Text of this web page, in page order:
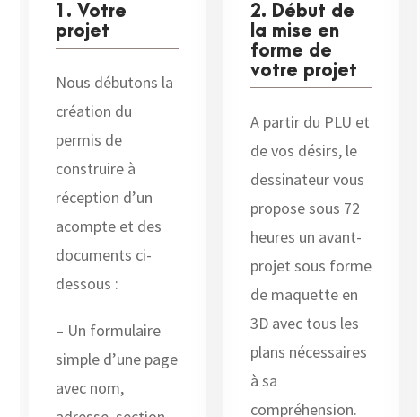
1. Votre
projet
Nous débutons la
création du
permis de
construire à
réception d’un
acompte et des
documents ci-
dessous :
– Un formulaire
simple d’une page
avec nom,
2. Début de
la mise en
forme de
votre projet
A partir du PLU et
de vos désirs, le
dessinateur vous
propose sous 72
heures un avant-
projet sous forme
de maquette en
3D avec tous les
plans nécessaires
à sa
compréhension.